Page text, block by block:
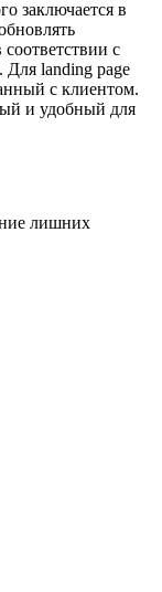
заключается в
с
Для landing page
с клиентом.
и удобный для
лишних